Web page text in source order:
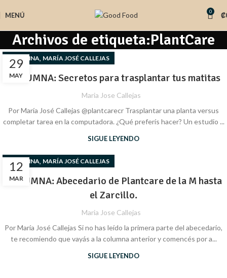
MENÚ 0 ₡
Archivos de etiqueta:PlantCare
29
MAY
COLUMNA, MARÍA JOSÉ CALLEJAS
COLUMNA: Secretos para trasplantar tus matitas
Maria Jose Callejas
Por María José Callejas @plantcarecr Trasplantar una planta versus
completar tarea en la computadora. ¿Qué preferís hacer? Un estudio ...
SIGUE LEYENDO
12
MAR
COLUMNA, MARÍA JOSÉ CALLEJAS
COLUMNA: Abecedario de Plantcare de la M hasta
el Zarcillo.
Maria Jose Callejas
Por María José Callejas Si no has leído la primera parte del abecedario,
te recomiendo que vayás a la columna anterior y comencés por a...
SIGUE LEYENDO